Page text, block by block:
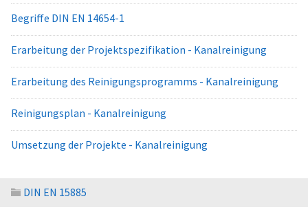
Begriffe DIN EN 14654-1
Erarbeitung der Projektspezifikation - Kanalreinigung
Erarbeitung des Reinigungsprogramms - Kanalreinigung
Reinigungsplan - Kanalreinigung
Umsetzung der Projekte - Kanalreinigung
DIN EN 15885